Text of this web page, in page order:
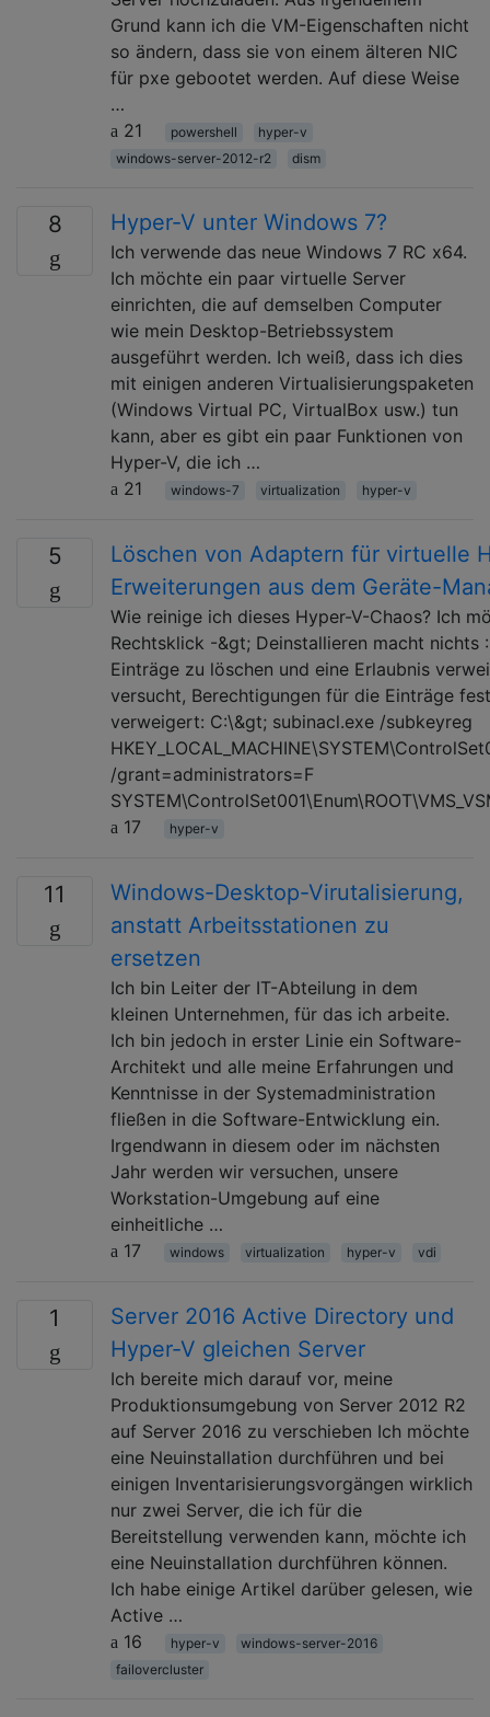
Grund kann ich die VM-Eigenschaften nicht
so ändern, dass sie von einem älteren NIC
für pxe gebootet werden. Auf diese Weise
…
21
powershell
hyper-v
windows-server-2012-r2
dism
8 Hyper-V unter Windows 7?
Ich verwende das neue Windows 7 RC x64.
Ich möchte ein paar virtuelle Server
einrichten, die auf demselben Computer
wie mein Desktop-Betriebssystem
ausgeführt werden. Ich weiß, dass ich dies
mit einigen anderen Virtualisierungspaketen
(Windows Virtual PC, VirtualBox usw.) tun
kann, aber es gibt ein paar Funktionen von
Hyper-V, die ich …
21
windows-7 virtualization hyper-v
5
Löschen von Adaptern für virtuelle
Erweiterungen aus dem Geräte-
Wie reinige ich dieses Hyper-V-Chaos? Ich
Rechtsklick -&gt; Deinstallieren macht
Einträge zu löschen und eine Erlaubnis
versucht, Berechtigungen für die Einträge
verweigert: C:\&gt; subinacl.exe /subkeyreg
/grant=administrators=F
17
hyper-v
11
Windows-Desktop-Virutalisierung,
anstatt Arbeitsstationen zu
ersetzen
Ich bin Leiter der IT-Abteilung in dem
kleinen Unternehmen, für das ich arbeite.
Ich bin jedoch in erster Linie ein Software-
Architekt und alle meine Erfahrungen und
Kenntnisse in der Systemadministration
fließen in die Software-Entwicklung ein.
Irgendwann in diesem oder im nächsten
Jahr werden wir versuchen, unsere
Workstation-Umgebung auf eine
einheitliche …
17
windows virtualization hyper-v vdi
1
Server 2016 Active Directory und
Hyper-V gleichen Server
Ich bereite mich darauf vor, meine
Produktionsumgebung von Server 2012 R2
auf Server 2016 zu verschieben Ich möchte
eine Neuinstallation durchführen und bei
einigen Inventarisierungsvorgängen wirklich
nur zwei Server, die ich für die
Bereitstellung verwenden kann, möchte ich
eine Neuinstallation durchführen können.
Ich habe einige Artikel darüber gelesen, wie
Active …
16
hyper-v
windows-server-2016
failovercluster